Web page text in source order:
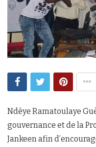
Ndèye Ramatoulaye
gouvernance et de la
Jankeen afin